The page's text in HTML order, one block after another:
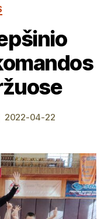
2022-04-22